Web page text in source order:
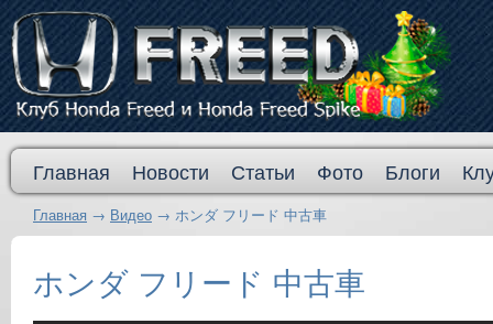
Главная Новости Статьи Фото Блоги
Главная → Видео → ホンダ フリード 中古車
ホンダ フリード 中古車